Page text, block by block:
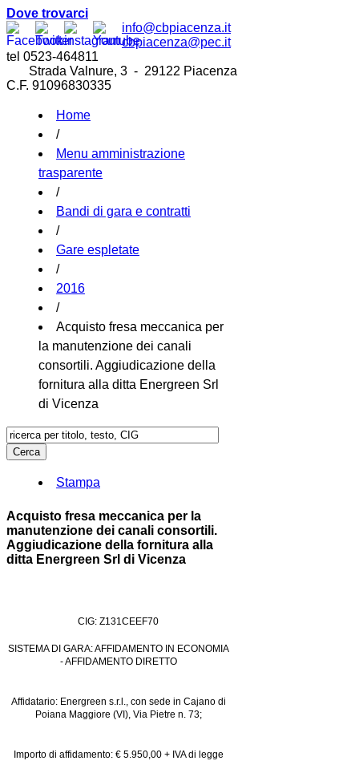
Dove trovarci
info@cbpiacenza.it
cbpiacenza@pec.it
tel 0523-464811
Strada Valnure, 3 - 29122 Piacenza
C.F. 91096830335
Home
/
Menu amministrazione
trasparente
/
Bandi di gara e contratti
/
Gare espletate
/
2016
/
Acquisto fresa meccanica per
la manutenzione dei canali
consortili. Aggiudicazione della
fornitura alla ditta Energreen Srl
di Vicenza
Stampa
Acquisto fresa meccanica per la
manutenzione dei canali consortili.
Aggiudicazione della fornitura alla
ditta Energreen Srl di Vicenza
CIG: Z131CEEF70
SISTEMA DI GARA: AFFIDAMENTO IN ECONOMIA
- AFFIDAMENTO DIRETTO
Affidatario: Energreen s.r.l., con sede in Cajano di
Poiana Maggiore (VI), Via Pietre n. 73;
Importo di affidamento: € 5.950,00 + IVA di legge